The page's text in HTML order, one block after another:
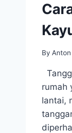
By
rumah
lantai,